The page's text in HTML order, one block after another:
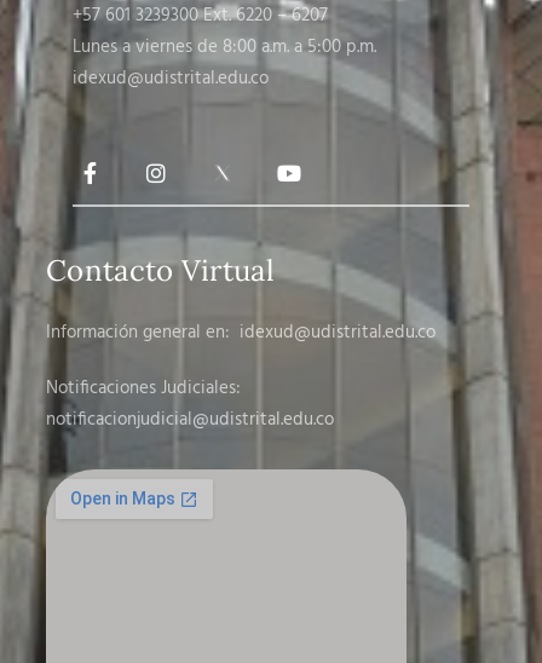
+57 601 3239300 Ext. 6220 – 6207
Lunes a viernes de 8:00 a.m. a 5:00 p.m.
idexud@udistrital.edu.co
Contacto Virtual
Información general en: idexud@udistrital.edu.co
Notificaciones Judiciales:
notificacionjudicial@udistrital.edu.co